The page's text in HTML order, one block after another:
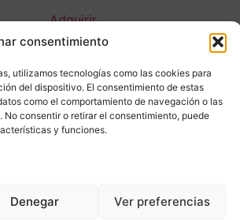
consentimiento
utilizamos tecnologías como las cookies para
del dispositivo. El consentimiento de estas
como el comportamiento de navegación o las
consentir o retirar el consentimiento, puede
y funciones.
Denegar Ver preferencias
Adquirir